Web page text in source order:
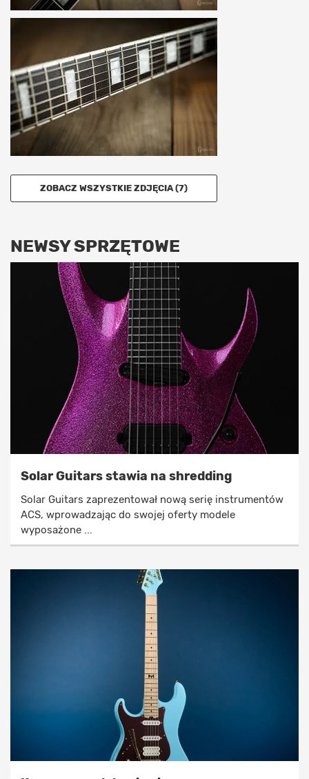
ZOBACZ WSZYSTKIE ZDJĘCIA (7)
NEWSY SPRZĘTOWE
Solar Guitars stawia na shredding
Solar Guitars zaprezentował nową serię instrumentów
ACS, wprowadzając do swojej oferty modele
wyposażone ...